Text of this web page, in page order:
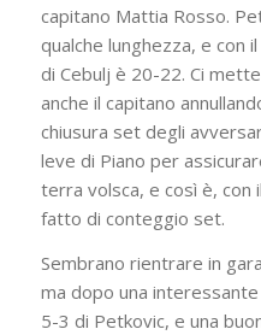
capitano Mattia Rosso.
qualche lunghezza, e con
di Cebulj è 20-22. Ci
anche il capitano
chiusura set degli
leve di Piano per
terra volsca, e così è, con
fatto di conteggio set.
Sembrano rientrare in
ma dopo una
5-3 di Petkovic, e una